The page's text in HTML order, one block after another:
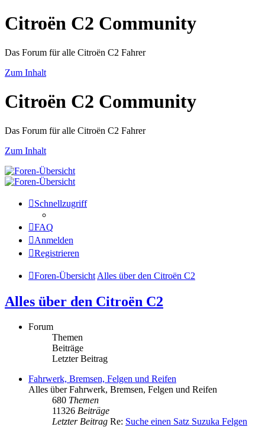
Citroën C2 Community
Das Forum für alle Citroën C2 Fahrer
Zum Inhalt
Citroën C2 Community
Das Forum für alle Citroën C2 Fahrer
Zum Inhalt
Schnellzugriff
FAQ
Anmelden
Registrieren
Foren-Übersicht Alles über den Citroën C2
Alles über den Citroën C2
Forum
Themen
Beiträge
Letzter Beitrag
Fahrwerk, Bremsen, Felgen und Reifen
Alles über Fahrwerk, Bremsen, Felgen und Reifen
680 Themen
11326 Beiträge
Letzter Beitrag Re: Suche einen Satz Suzuka Felgen